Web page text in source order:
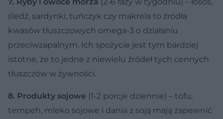
śledź, sardynki, tuńczyk czy makrela to źródła
kwasów tłuszczowych omega-3 o działaniu
przeciwzapalnym. Ich spożycie jest tym bardziej
istotne, że to jedne z niewielu źródeł tych cennych
tłuszczów w żywności.
8. Produkty sojowe (1-2 porcje dziennie) – tofu,
tempeh, mleko sojowe i dania z soją mają zapewnić